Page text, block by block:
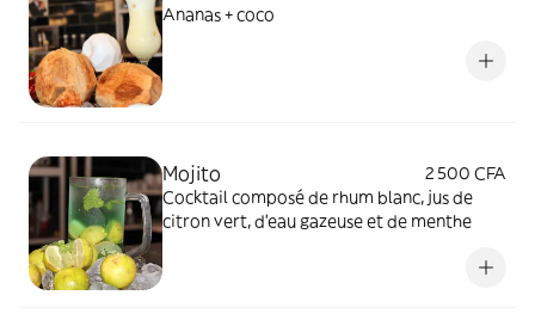
Ananas + coco
Mojito
2 500 CFA
Cocktail composé de rhum blanc, jus de
citron vert, d'eau gazeuse et de menthe